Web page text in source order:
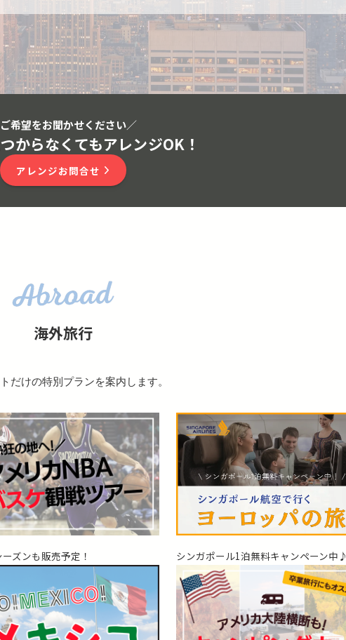
希望をお聞かせください／
からなくてもアレンジOK！
アレンジお問合せ
海外旅行
だけの特別プランを案内します。
ズンも販売予定！ シンガポール1泊無料キャンペーン中♪